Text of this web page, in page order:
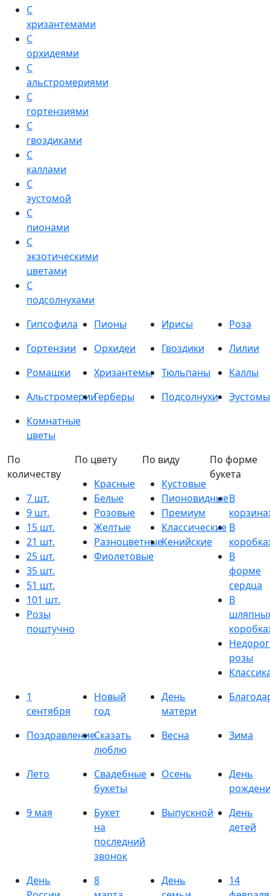
С
хризантемами
С
орхидеями
С
альстромериями
С
гортензиями
С
гвоздиками
С
каллами
С
эустомой
С
пионами
С
экзотическими
цветами
С
подсолнухами
Гипсофила
Пионы Ирисы
Роза
Гортензии
Орхидеи Гвоздики
Лилии
Ромашки
Хризантемы Тюльпаны
Каллы
АльстромерииГерберы Подсолнухи
Эустомы
Комнатные
цветы
По
количеству
7 шт.
9 шт.
15 шт.
21 шт.
25 шт.
35 шт.
51 шт.
101 шт.
Розы
поштучно
По цвету
Красные
Белые
Розовые
Желтые
Разноцветные
Фиолетовые
По виду
Кустовые
Пионовидные
Премиум
Классические
Кенийские
По форме
букета
В
В
В
форме
сердца
В
розы
1
сентября
Новый
год
День
матери
ПоздравлениеСказать
люблю
Весна Зима
Лето
Свадебные
букеты
Осень
День
9 мая
Букет
на
последний
звонок
Выпускной
День
детей
День
8
День
14